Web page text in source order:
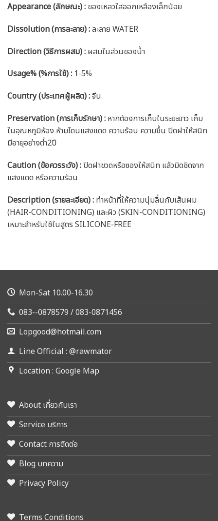
Appearance (ลักษณะ) : ของเหลวใสออกเหลืองเล็กน้อย
Dissolution (การละลาย) :ละลาย WATER
Direction (วิธีการผสม) : ผสมในส่วนของน้ำ
Usage% (%การใช้) : 1-5%
Country (ประเทศผู้ผลิต) :จีน
Preservation (การเก็บรักษา) : หากต้องการเก็บในระยะยาว เก็บ
ในอุณหภูมิห้อง ห้ามโดนแสงแดด ความร้อน ความชื้น ปิดฝาให้สนิท
มีอายุอย่างต่ำ2ปี
Caution(ข้อควรระวัง) :ปิดฝาขวดหรือซองให้สนิท แล้วมิดชิดจาก
แสงแดด หรือความร้อน
Description (รายละเอียด) : ทำหน้าที่ให้ความนุ่มลื่นกับเส้นผม
(HAIR-CONDITIONING) และผิว (SKIN-CONDITIONING)
เหมาะสำหรับใช้ในสูตร SILICONE-FREE
Mon-Sat 10.00-16.30
083--0878579 / 083-0871456
Lopgood@hotmail.com
Line Official : @rawmator
Location : Google Map
About เกี่ยวกับเรา
Service บริการ
Contact การติดต่อ
Blog บทความ
Privacy Policy
Terms Conditions